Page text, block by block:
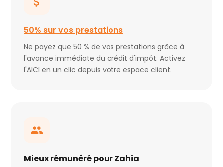
50% sur vos prestations
Ne payez que 50 % de vos prestations grâce à
l'avance immédiate du crédit d'impôt. Activez
l'AICI en un clic depuis votre espace client.
Mieux rémunéré pour Zahia